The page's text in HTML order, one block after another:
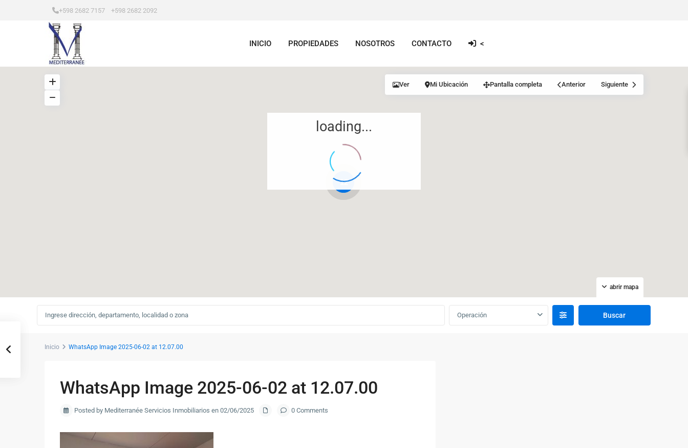
+598 2682 7157 +598 2682 2092
INICIO PROPIEDADES NOSOTROS CONTACTO <
12
loading...
abrir mapa
Ver Mi Ubicación Pantalla completa Anterior Siguiente
Operación
Inicio WhatsApp Image 2025-06-02 at 12.07.00
WhatsApp Image 2025-06-02 at 12.07.00
Posted by Mediterranée Servicios Inmobiliarios en 02/06/2025 0 Comments